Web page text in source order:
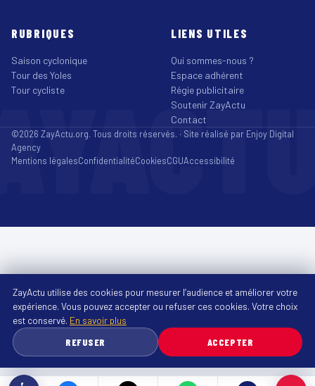
RUBRIQUES
Saison cyclonique
Tour des Yoles
Tour cycliste
LIENS UTILES
Qui sommes-nous ?
Espace adhérent
Régie publicitaire
Soutenir ZayActu
Contact
©2026 ZayActu.org. Tous droits réservés. · Site réalisé par Enjoy Digital
Agency
Mentions légalesConfidentialitéCookiesCGUAccessibilité
ZayActu utilise des cookies pour mesurer l’audience et améliorer votre
expérience. Vous pouvez accepter ou refuser ces cookies. Votre choix
est conservé. En savoir plus
REFUSER
ACCEPTER